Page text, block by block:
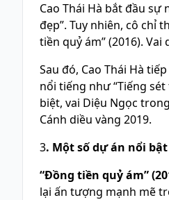
Cao Thái Hà bắt đầu
đẹp”. Tuy nhiên, cô chỉ
tiền quỷ ám” (2016).
Sau đó, Cao Thái Hà
nổi tiếng như “Tiếng sét
biệt, vai Diệu Ngọc
Cánh diều vàng 2019.
3. Một số dự án nổi
“Đồng tiền quỷ ám”
lại ấn tượng mạnh mẽ